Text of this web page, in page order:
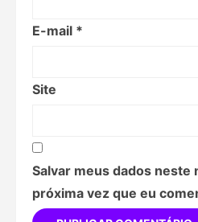
E-mail *
Site
Salvar meus dados neste
próxima vez que eu